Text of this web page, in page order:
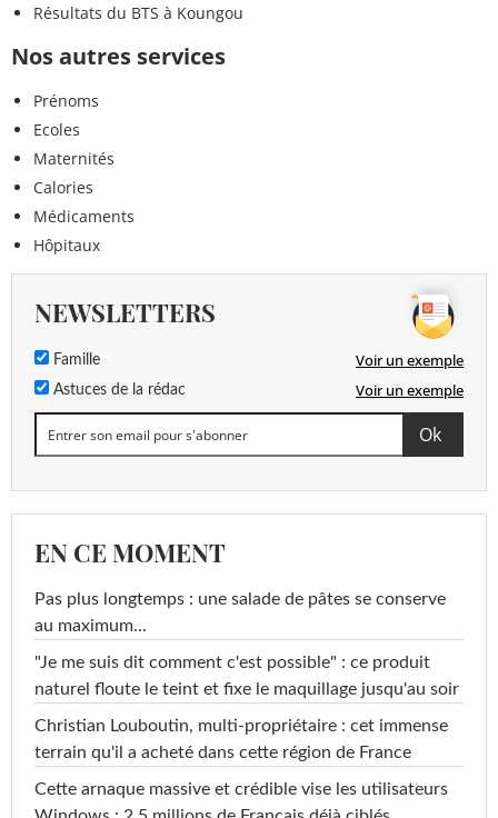
Résultats du BTS à Koungou
Nos autres services
Prénoms
Ecoles
Maternités
Calories
Médicaments
Hôpitaux
NEWSLETTERS
Famille Voir un exemple
Astuces de la rédac Voir un exemple
EN CE MOMENT
Pas plus longtemps : une salade de pâtes se conserve
au maximum...
"Je me suis dit comment c'est possible" : ce produit
naturel floute le teint et fixe le maquillage jusqu'au soir
Christian Louboutin, multi-propriétaire : cet immense
terrain qu'il a acheté dans cette région de France
Cette arnaque massive et crédible vise les utilisateurs